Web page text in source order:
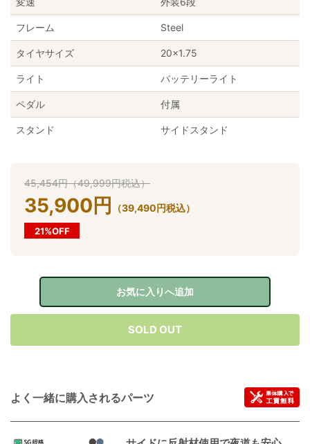
フレーム Steel
タイヤサイズ 20×1.75
ライト バッテリーライト
ペダル 付属
スタンド サイドスタンド
45,454円（49,999円税込）
35,900円 （39,490円税込）
21%OFF
お気に入りへ追加
SOLD OUT
よく一緒に購入されるパーツ